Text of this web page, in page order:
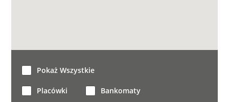
Pokaż Wszystkie
Placówki Bankomaty